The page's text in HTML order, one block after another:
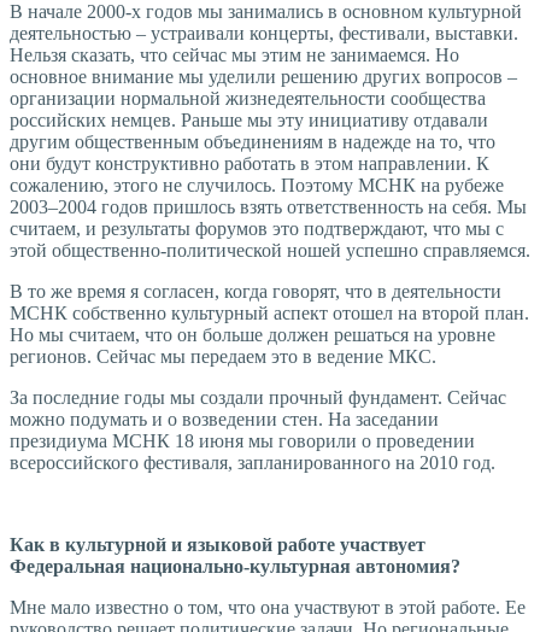
В начале 2000-х годов мы занимались в основном культурной
деятельностью – устраивали концерты, фестивали, выставки.
Нельзя сказать, что сейчас мы этим не занимаемся. Но
основное внимание мы уделили решению других вопросов –
организации нормальной жизнедеятельности сообщества
российских немцев. Раньше мы эту инициативу отдавали
другим общественным объединениям в надежде на то, что
они будут конструктивно работать в этом направлении. К
сожалению, этого не случилось. Поэтому МСНК на рубеже
2003–2004 годов пришлось взять ответственность на себя. Мы
считаем, и результаты форумов это подтверждают, что мы с
этой общественно-политической ношей успешно справляемся.
В то же время я согласен, когда говорят, что в деятельности
МСНК собственно культурный аспект отошел на второй план.
Но мы считаем, что он больше должен решаться на уровне
регионов. Сейчас мы передаем это в ведение МКС.
За последние годы мы создали прочный фундамент. Сейчас
можно подумать и о возведении стен. На заседании
президиума МСНК 18 июня мы говорили о проведении
всероссийского фестиваля, запланированного на 2010 год.
Как в культурной и языковой работе участвует
Федеральная национально-культурная автономия?
Мне мало известно о том, что она участвуют в этой работе. Ее